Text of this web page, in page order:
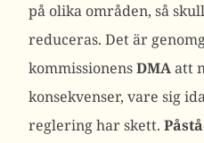
på olika områden, så
reduceras. Det är
kommissionensDMAatt
konsekvenser, vare sig
reglering har skett.